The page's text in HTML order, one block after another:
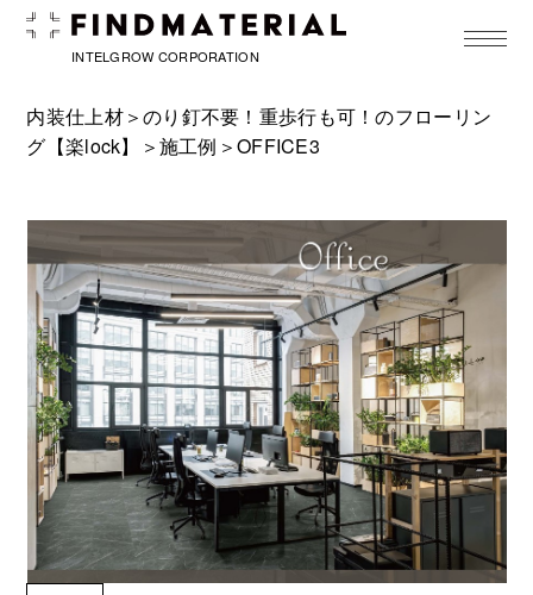
INTELGROW CORPORATION
toggle
内装仕上材＞のり釘不要！重歩行も可！のフローリン
グ【楽lock】
＞施工例 ＞OFFICE3